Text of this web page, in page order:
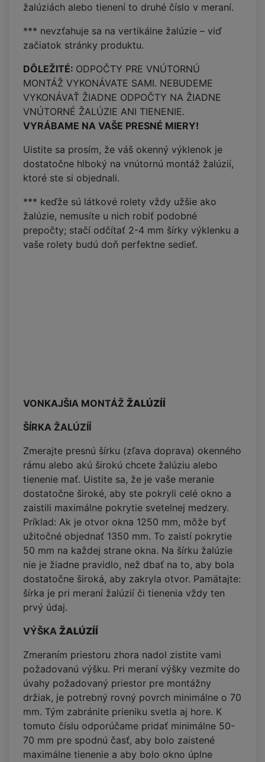
žalúziách alebo tienení to druhé číslo v meraní.
*** nevzťahuje sa na vertikálne žalúzie – viď
začiatok stránky produktu.
DÔLEŽITÉ: ODPOČTY PRE VNÚTORNÚ
MONTÁŽ VYKONÁVATE SAMI. NEBUDEME
VYKONÁVAŤ ŽIADNE ODPOČTY NA ŽIADNE
VNÚTORNÉ ŽALÚZIE ANI TIENENIE.
VYRÁBAME NA VAŠE PRESNÉ MIERY!
Uistite sa prosím, že váš okenný výklenok je
dostatočne hlboký na vnútornú montáž žalúzií,
ktoré ste si objednali.
*** keďže sú látkové rolety vždy užšie ako
žalúzie, nemusíte u nich robiť podobné
prepočty; stačí odčítať 2-4 mm šírky výklenku a
vaše rolety budú doň perfektne sedieť.
VONKAJŠIA MONTÁŽ ŽALÚZÍÍ
ŠÍRKA ŽALÚZÍÍ
Zmerajte presnú šírku (zľava doprava) okenného
rámu alebo akú širokú chcete žalúziu alebo
tienenie mať. Uistite sa, že je vaše meranie
dostatočne široké, aby ste pokryli celé okno a
zaistili maximálne pokrytie svetelnej medzery.
Príklad: Ak je otvor okna 1250 mm, môže byť
užitočné objednať 1350 mm. To zaistí pokrytie
50 mm na každej strane okna. Na šírku žalúzie
nie je žiadne pravidlo, než dbať na to, aby bola
dostatočne široká, aby zakryla otvor. Pamätajte:
šírka je pri meraní žalúzií či tienenia vždy ten
prvý údaj.
VÝŠKA ŽALÚZÍÍ
Zmeraním priestoru zhora nadol zistite vami
požadovanú výšku. Pri meraní výšky vezmite do
úvahy požadovaný priestor pre montážny
držiak, je potrebný rovný povrch minimálne o 70
mm. Tým zabránite prieniku svetla aj hore. K
tomuto číslu odporúčame pridať minimálne 50-
70 mm pre spodnú časť, aby bolo zaistené
maximálne tienenie a aby bolo okno úplne